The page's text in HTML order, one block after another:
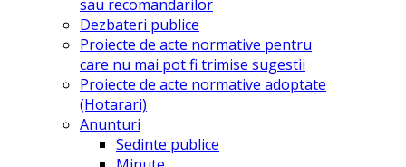
sau recomandarilor
Dezbateri publice
Proiecte de acte normative pentru
care nu mai pot fi trimise sugestii
Proiecte de acte normative adoptate
(Hotarari)
Anunturi
Sedinte publice